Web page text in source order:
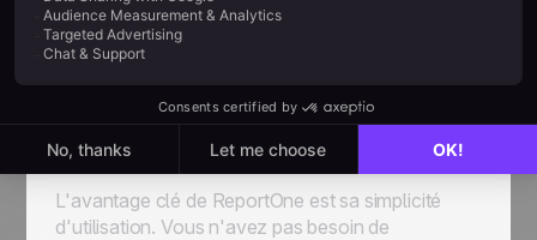
minutes. AvecReportOne, vous pouvez importer
des données à partir de différentes sources et
créer unedata visualisation personnalisée
planification pourautomatiser la création et la
distribution de rapports.
L'avantage clé de ReportOne est sa simplicité
d'utilisation. Vous n'avez pas besoin de